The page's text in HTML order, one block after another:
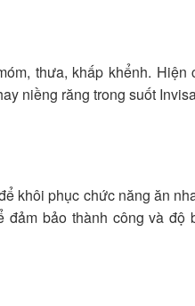
thưa, khấp khểnh. Hiện
niềng răng trong suốt
khôi phục chức năng ăn
bảo thành công và độ